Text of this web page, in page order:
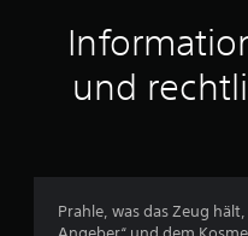
und
Prahle, was das Zeug